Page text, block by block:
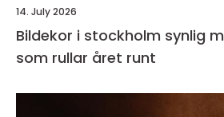
14. July 2026
Bildekor i stockholm synlig marknadsföring
som rullar året runt